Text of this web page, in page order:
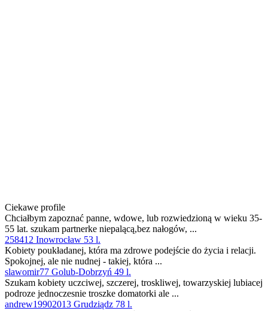
Ciekawe profile
Chciałbym zapoznać panne, wdowe, lub rozwiedzioną w wieku 35-
55 lat. szukam partnerke niepalącą,bez nałogów, ...
258412 Inowrocław 53 l.
Kobiety poukładanej, która ma zdrowe podejście do życia i relacji.
Spokojnej, ale nie nudnej - takiej, która ...
slawomir77 Golub-Dobrzyń 49 l.
Szukam kobiety uczciwej, szczerej, troskliwej, towarzyskiej lubiacej
podroze jednoczesnie troszke domatorki ale ...
andrew19902013 Grudziądz 78 l.